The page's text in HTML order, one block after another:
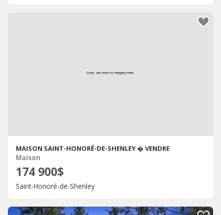
MAISON SAINT-HONORÉ-DE-SHENLEY � VENDRE
Maison
174 900$
Saint-Honoré-de-Shenley